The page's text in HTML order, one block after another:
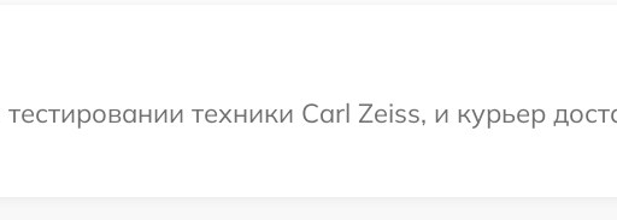
техники Carl Zeiss, и курьер